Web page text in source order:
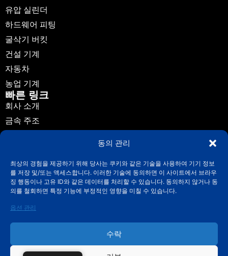
동의 관리
최상의 경험을 제공하기 위해 당사는 쿠키와 같은 기술을 사용하여 기기 정보
를 저장 및/또는 액세스합니다. 이러한 기술에 동의하면 이 사이트에서 브라우
징 행동이나 고유 ID와 같은 데이터를 처리할 수 있습니다. 동의하지 않거나 동
의를 철회하면 특정 기능에 부정적인 영향을 미칠 수 있습니다.
옵션 관리
수락
유압 실린더
하드웨어 피팅
굴삭기 버킷
건설 기계
자동차
농업 기계
빠른 링크
회사 소개
금속 주조
가이드
연락처
연락처
중국 저장성 닝보시 인저우구 헝시진 뤼시촌, 뤼시 마을